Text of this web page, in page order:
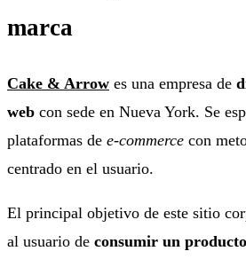
marca
Cake & Arrow es una empresa de
web con sede en Nueva York. Se
plataformas de e-commerce con
centrado en el usuario.
El principal objetivo de este sitio
al usuario de consumir un